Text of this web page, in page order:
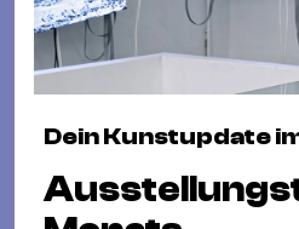
Dein Kunstupdate